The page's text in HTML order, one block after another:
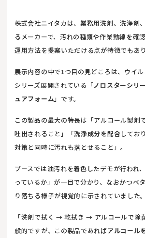
株式会社ニイタカは、業務用洗剤、洗浄剤
るメーカーで、汚れの種類や作業動線を確
運用方法を提案いただける点が特徴でもあり
展示内容の中で1つ目の見どころは、ウイ
シリーズ展開されている「ノロスターシリ
ュアフォーム」です。
この製品の最大の特長は「アルコール製剤
吐出されること」「洗浄成分を配合してお
対策と同時に汚れも落とせること」。
ブースでは油汚れを着色したデモが行われ
っているか」が一目で分かり、なおかつベ
り落ちる様子が視覚的に示されていました。
「洗剤で拭く → 乾拭き → アルコールで除
般的ですが、この製品であればアルコール